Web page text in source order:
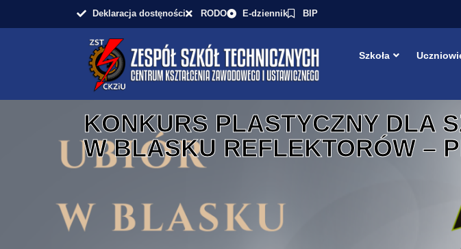
Deklaracja dostęności RODO E-dziennik BIP
Szkoła
KONKURS PLASTYCZNY DLA
W BLASKU REFLEKTORÓW –